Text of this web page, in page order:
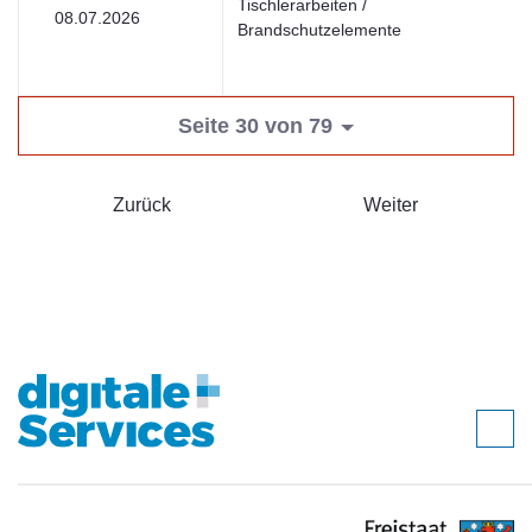
08.07.2026
Tischlerarbeiten /
Brandschutzelemente
Seite 30 von 79
Zurück Weiter